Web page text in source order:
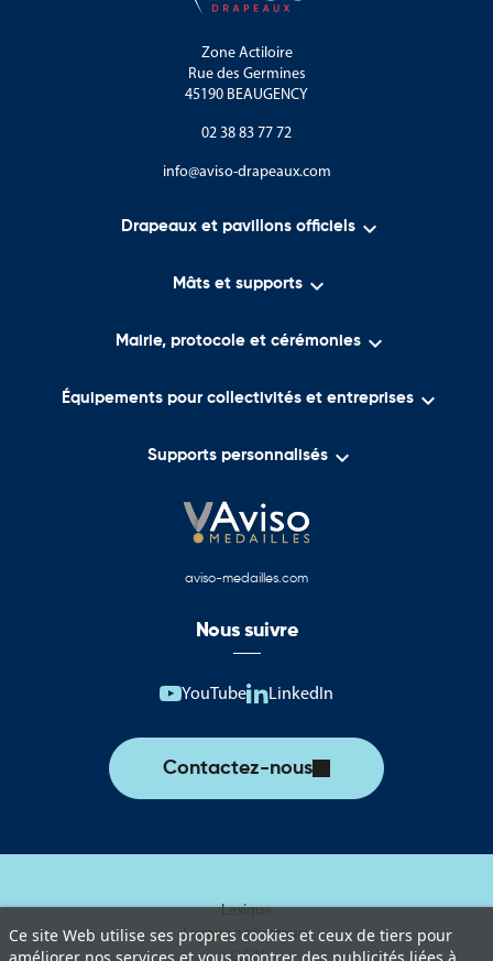
Zone Actiloire
Rue des Germines
45190 BEAUGENCY
02 38 83 77 72
info@aviso-drapeaux.com
Drapeaux et pavillons officiels 
Mâts et supports 
Mairie, protocole et cérémonies 
Équipements pour collectivités et entreprises 
Supports personnalisés 
Ce site Web utilise ses propres cookies et ceux de tiers pour
aviso-medailles.com
Nous suivre
YouTube LinkedIn
Contactez-nous
Lexique
Livraison et retours
C.G.V